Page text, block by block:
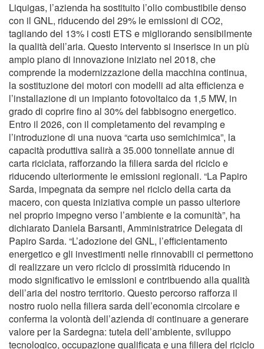
Liquigas, l’azienda ha sostituito l’olio combustibile denso
con il GNL, riducendo del 29% le emissioni di CO2,
tagliando del 13% i costi ETS e migliorando sensibilmente
la qualità dell’aria. Questo intervento si inserisce in un più
ampio piano di innovazione iniziato nel 2018, che
comprende la modernizzazione della macchina continua,
la sostituzione dei motori con modelli ad alta efficienza e
l’installazione di un impianto fotovoltaico da 1,5 MW, in
grado di coprire fino al 30% del fabbisogno energetico.
Entro il 2026, con il completamento del revamping e
l’introduzione di una nuova “carta uso semichimica”, la
capacità produttiva salirà a 35.000 tonnellate annue di
carta riciclata, rafforzando la filiera sarda del riciclo e
riducendo ulteriormente le emissioni regionali. “La Papiro
Sarda, impegnata da sempre nel riciclo della carta da
macero, con questa iniziativa compie un passo ulteriore
nel proprio impegno verso l’ambiente e la comunità”, ha
dichiarato Daniela Barsanti, Amministratrice Delegata di
Papiro Sarda. “L’adozione del GNL, l’efficientamento
energetico e gli investimenti nelle rinnovabili ci permettono
di realizzare un vero riciclo di prossimità riducendo in
modo significativo le emissioni e contribuendo alla qualità
dell’aria del nostro territorio. Questo percorso rafforza il
nostro ruolo nella filiera sarda dell’economia circolare e
conferma la volontà dell’azienda di continuare a generare
valore per la Sardegna: tutela dell’ambiente, sviluppo
tecnologico, occupazione qualificata e una filiera del riciclo